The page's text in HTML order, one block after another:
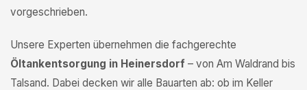
vorgeschrieben.
Unsere Experten übernehmen die fachgerechte
Öltankentsorgung in Heinersdorf – von Am Waldrand bis
Talsand. Dabei decken wir alle Bauarten ab: ob im Keller